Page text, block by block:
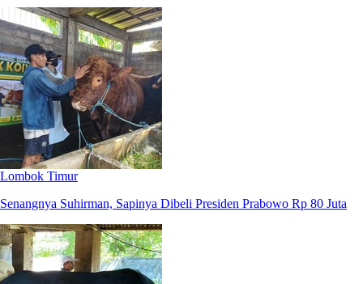
Lombok Timur
Senangnya Suhirman, Sapinya Dibeli Presiden Prabowo Rp 80 Juta